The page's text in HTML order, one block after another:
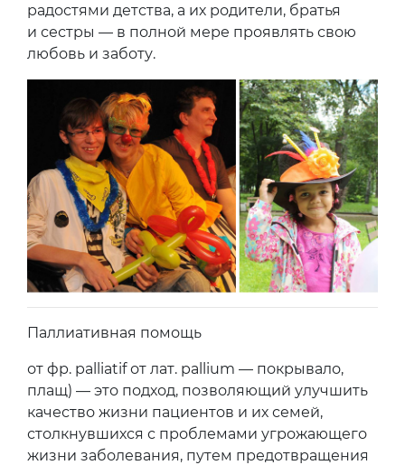
радостями детства, а их родители, братья
и сестры — в полной мере проявлять свою
любовь и заботу.
Паллиативная помощь
от фр. palliatif от лат. pallium — покрывало,
плащ) — это подход, позволяющий улучшить
качество жизни пациентов и их семей,
столкнувшихся с проблемами угрожающего
жизни заболевания, путем предотвращения